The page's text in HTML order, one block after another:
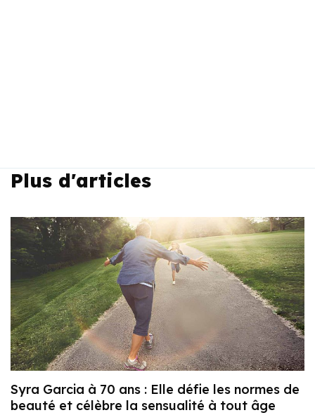
Plus d'articles
Syra Garcia à 70 ans : Elle défie les normes de
beauté et célèbre la sensualité à tout âge